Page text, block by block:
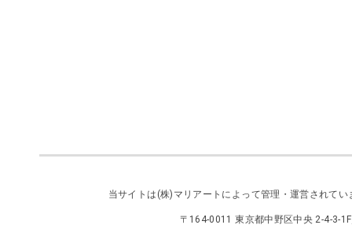
当サイトは (株)マリアート によって管理・運営されて
〒164-0011 東京都中野区中央 2-4-